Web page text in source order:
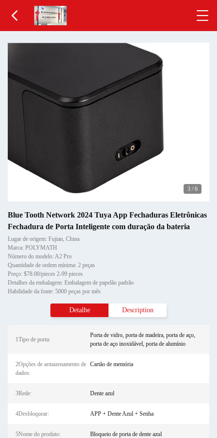
3 / 6
Blue Tooth Network 2024 Tuya App Fechaduras Eletrônicas
Fechadura de Porta Inteligente com duração da bateria
Lugar de origem: Fujian, China
Marca: POLYMATH
Número do modelo: A2 Pro
Quantidade de ordem mínima: 2 peças
Preço: $78.00/pieces 2-99 pieces
Detalhes da embalagem: Embalagem de papelão padrão
Habilidade da fonte: 5000 peças por mês
Detalhe Description
1Tipo de porta:
Porta de vidro, porta de madeira, porta de aço,
porta de aço inoxidável, porta de alumínio
2Opções de armazenamento de
dados:
Cartão de memória
3Rede: Dente azul
4Desbloquear: APP + Dente Azul + Senha
5Nome do produto: Bloqueio de porta de dente azul